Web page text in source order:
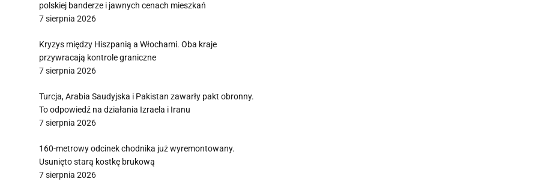
polskiej banderze i jawnych cenach mieszkań
7 sierpnia 2026
Kryzys między Hiszpanią a Włochami. Oba kraje
przywracają kontrole graniczne
7 sierpnia 2026
Turcja, Arabia Saudyjska i Pakistan zawarły pakt obronny.
To odpowiedź na działania Izraela i Iranu
7 sierpnia 2026
160-metrowy odcinek chodnika już wyremontowany.
Usunięto starą kostkę brukową
7 sierpnia 2026